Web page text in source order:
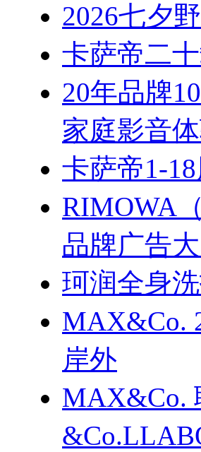
2026七夕
卡萨帝二
20年品牌
家庭影音
卡萨帝1-
RIMOWA
品牌广告
珂润全身
MAX&Co.
岸外
MAX&Co.